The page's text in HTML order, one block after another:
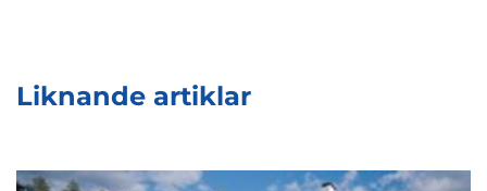
Liknande artiklar